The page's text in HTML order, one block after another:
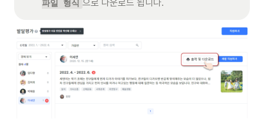
파일 형식 으로 다운로드 됩니다.